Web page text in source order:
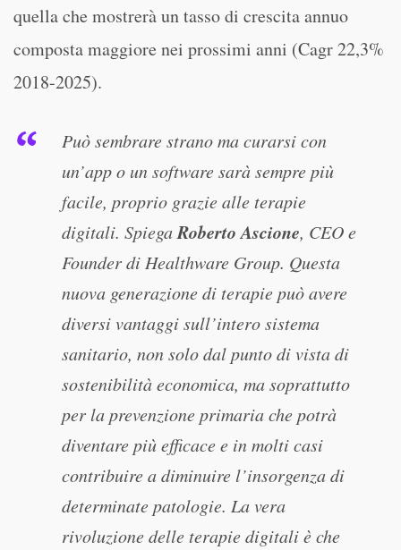
quella che mostrerà un tasso di crescita annuo
composta maggiore nei prossimi anni (Cagr 22,3%
2018-2025).
Può sembrare strano ma curarsi con
un’app o un software sarà sempre più
facile, proprio grazie alle terapie
digitali. SpiegaRoberto Ascione, CEO e
Founder di Healthware Group. Questa
nuova generazione di terapie può avere
diversi vantaggi sull’intero sistema
sanitario, non solo dal punto di vista di
sostenibilità economica, ma soprattutto
per la prevenzione primaria che potrà
diventare più efficace e in molti casi
contribuire a diminuire l’insorgenza di
determinate patologie. La vera
rivoluzione delle terapie digitali è che